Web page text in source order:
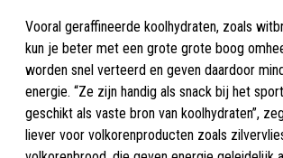
Vooral geraffineerde koolhydraten, zoals
kun je beter met een grote grote boog
worden snel verteerd en geven daardoor
energie. “Ze zijn handig als snack bij het
geschikt als vaste bron van koolhydraten”,
liever voor volkorenproducten zoals